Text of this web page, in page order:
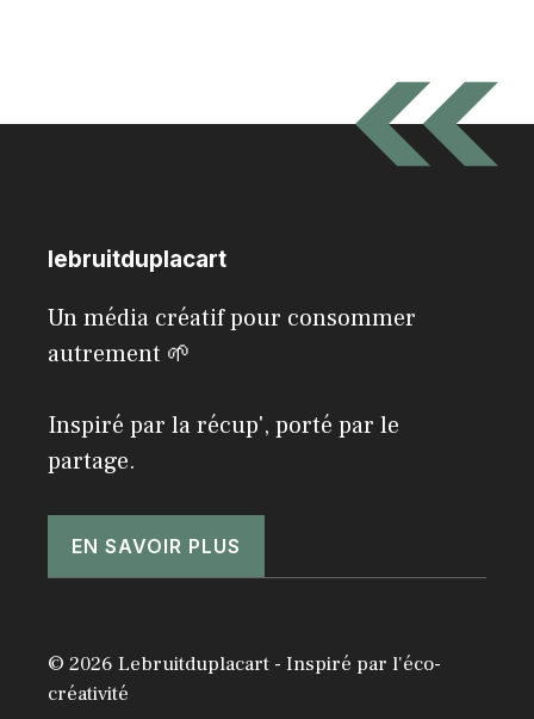
lebruitduplacart
Un média créatif pour consommer
autrement 🌱
Inspiré par la récup', porté par le
partage.
EN SAVOIR PLUS
© 2026 Lebruitduplacart - Inspiré par l'éco-
créativité